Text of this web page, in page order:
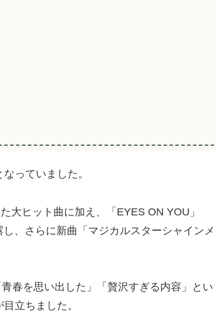
っていました。
大ヒット曲に加え、「EYES ON YOU」
、さらに新曲「マジカルスターシャインメ
春を思い出した」「贅沢すぎる内容」とい
立ちました。